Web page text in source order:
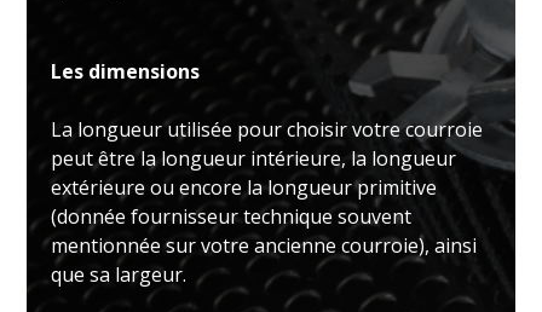
Les dimensions
La longueur utilisée pour choisir votre courroie
peut être la longueur intérieure, la longueur
extérieure ou encore la longueur primitive
(donnée fournisseur technique souvent
mentionnée sur votre ancienne courroie), ainsi
que sa largeur.